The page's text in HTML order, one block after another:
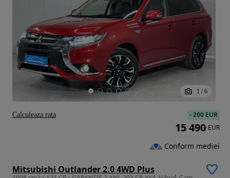
1 / 6
Mitsubishi Outlander 2.0 4WD Plus
-200 EUR
15 490 EUR
Conform mediei
Calculeaza rata